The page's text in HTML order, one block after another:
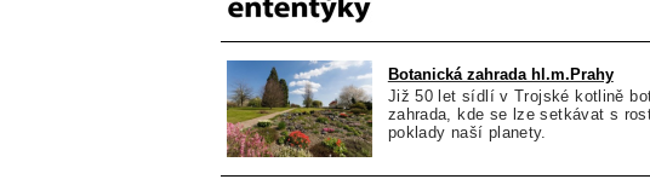
Botanická zahrada hl.m.Prahy
Již 50 let sídlí v Trojské kotlině
zahrada, kde se lze setkávat s
poklady naší planety.